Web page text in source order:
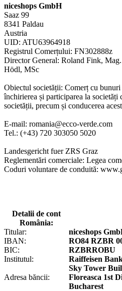
niceshops GmbH
Saaz 99
8341 Paldau
Austria
UID: ATU63964918
Registrul Comerțului: FN302888z
Director General: Roland Fink,
Hödl, MSc
Obiectul societății: Comerț cu
închirierea și participarea la societăți
societății, precum și conducerea
E-mail: romania@ecco-verde.com
Tel.: (+43) 720 303050 5020
Landesgericht fuer ZRS Graz
Reglementări comerciale: Legea
Coduri voluntare de conduită:
Detalii de cont
România:
Titular:
niceshops
IBAN:
RO84 RZBR
BIC:
RZBRROBU
Institutul:
Raiffeisen
Adresa băncii:
Sky Tower
Floreasca 1st
Bucharest